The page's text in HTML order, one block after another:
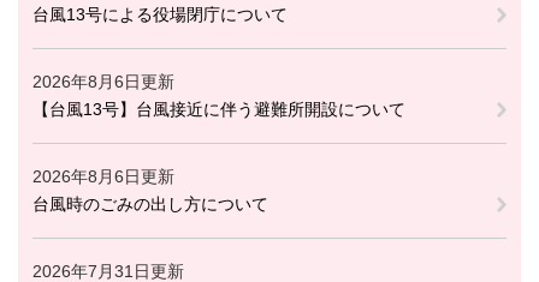
台風13号による役場閉庁について
2026年8月6日更新
【台風13号】台風接近に伴う避難所開設について
2026年8月6日更新
台風時のごみの出し方について
2026年7月31日更新